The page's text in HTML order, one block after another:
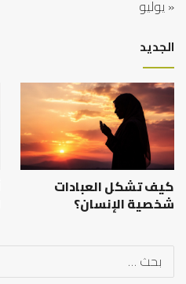
« يوليو
الجديد
كيف تشكل العبادات
شخصية الإنسان؟